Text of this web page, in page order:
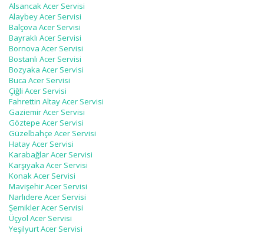
Alsancak Acer Servisi
Alaybey Acer Servisi
Balçova Acer Servisi
Bayraklı Acer Servisi
Bornova Acer Servisi
Bostanlı Acer Servisi
Bozyaka Acer Servisi
Buca Acer Servisi
Çiğli Acer Servisi
Fahrettin Altay Acer Servisi
Gaziemir Acer Servisi
Göztepe Acer Servisi
Güzelbahçe Acer Servisi
Hatay Acer Servisi
Karabağlar Acer Servisi
Karşıyaka Acer Servisi
Konak Acer Servisi
Mavişehir Acer Servisi
Narlıdere Acer Servisi
Şemikler Acer Servisi
Üçyol Acer Servisi
Yeşilyurt Acer Servisi